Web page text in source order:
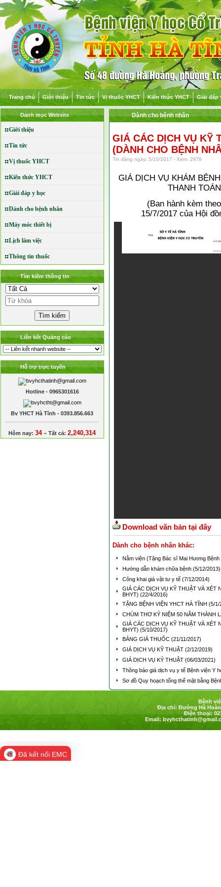
Trang chủ Giới thiệu Tin tức Vị thuốc YHCT Kiến thức YHCT Giải đáp
Danh mục Website
Giới thiệu
Tin tức
Vị thuốc YHCT
Kiến thức YHCT
Giải đáp y học
Dành cho bệnh nhân
Máy móc thiết bị
Lịch làm việc
Thông tin thuốc
Tìm kiếm thông tin
Liên kết Quảng cáo
Hỗ trợ trực tuyến
Hotline - 0965301616
Bv YHCT Hà Tĩnh - 0393.856.663
Hôm nay: 34- Tất cả: 2,240,314
Dành cho bệnh nhân
GIÁ CÁC DỊCH VỤ KỸ
(DÀNH CHO BỆNH
Tin đăng ngày: 5/10/2017 - Xem: 2978
GIÁ DỊCH VỤ KHÁM
THANH
(Ban hành kèm theo
15/7/2017 của Hội
Download văn bản tại đây
Dành cho bệnh nhân khác:
Nằm viện (Tặng Bác sĩ Mai Hương
Hướng dẫn khám chữa bệnh (5/12/2013)
Công khai giá vật tư y tế (7/12/2014)
GIÁ CÁC DỊCH VỤ KỸ THUẬT VÀ XÉT
BHYT) (22/4/2016)
TẶNG BỆNH VIỆN YHCT HÀ TĨNH (5/1/
CHÙM THƠ KỶ NIỆM 50 NĂM THÀNH
GIÁ CÁC DỊCH VỤ KỸ THUẬT VÀ XÉT
BHYT) (5/10/2017)
BẢNG GIÁ THUỐC (21/11/2017)
GIÁ DỊCH VỤ KỸ THUẬT (2/12/2019)
GIÁ DỊCH VỤ KỶ THUẬT (06/03/2021)
Thông báo giá dịch vụ y tế Bệnh viện Y
Sơ đồ Quy hoạch tổng thể mặt bằng
Bệnh
Địa chỉ: Đường Hà
Điện thoại:
Email:
Đã kết nối EMC